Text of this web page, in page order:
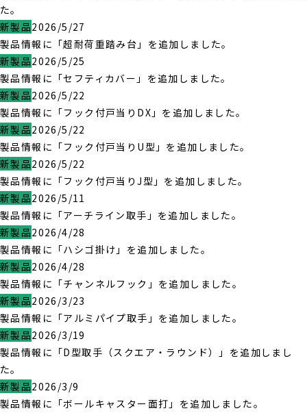
た。
新製品2026/5/27
製品情報に「超耐荷重踏み台」を追加しました。
新製品2026/5/25
製品情報に「セフティカバー」を追加しました。
新製品2026/5/22
製品情報に「フック付戸当りDX」を追加しました。
新製品2026/5/22
製品情報に「フック付戸当りU型」を追加しました。
新製品2026/5/22
製品情報に「フック付戸当りJ型」を追加しました。
新製品2026/5/11
製品情報に「アーチライン取手」を追加しました。
新製品2026/4/28
製品情報に「ハシゴ掛け」を追加しました。
新製品2026/4/28
製品情報に「チャンネルフック」を追加しました。
新製品2026/3/23
製品情報に「アルミパイプ取手」を追加しました。
新製品2026/3/19
製品情報に「D型取手（スクエア・ラウンド）」を追加しまし
た。
新製品2026/3/9
製品情報に「ボールキャスター面打」を追加しました。